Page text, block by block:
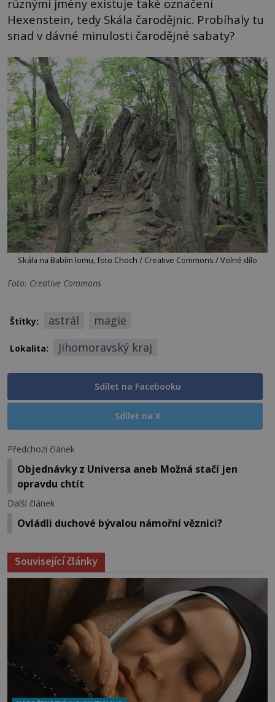
různými jmény existuje také označení
Hexenstein, tedy Skála čarodějnic. Probíhaly tu
snad v dávné minulosti čarodějné sabaty?
Skála na Babím lomu, foto Choch / Creative Commons / Volné dílo
Foto: Creative Commons
Štítky: astrál magie
Lokalita: Jihomoravský kraj
Sdílet na Facebooku
Sdílet na X
Předchozí článek
Objednávky z Universa aneb Možná stačí jen
opravdu chtít
Další článek
Ovládli duchové bývalou námořní věznici?
Související články